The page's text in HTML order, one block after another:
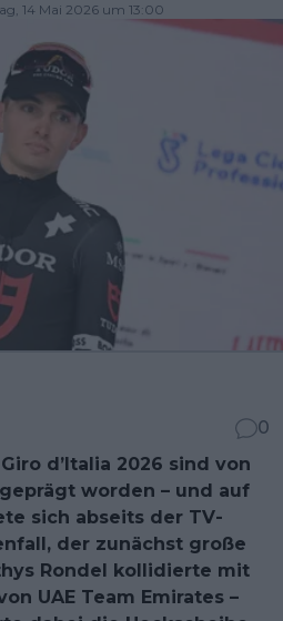
14 Mai 2026 um 13:00
0
d’Italia 2026 sind von
worden – und auf
sich abseits der TV-
der zunächst große
Rondel kollidierte mit
UAE Team Emirates –